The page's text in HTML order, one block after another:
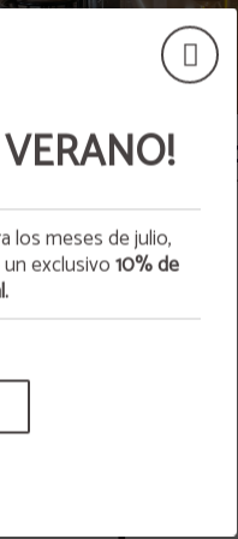
Montearatz
DELICIOSOS
DE 7:00H A 23:00H.
los meses de julio,
exclusivo10% de